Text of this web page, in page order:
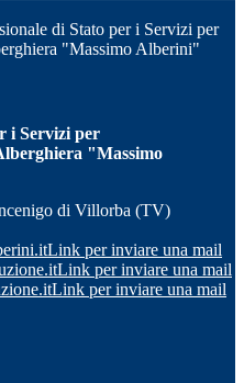
di Stato per i Servizi per
"Massimo Alberini"
i Servizi per
"Massimo
di Villorba (TV)
Link per inviare una mail
Link per inviare una mail
Link per inviare una mail